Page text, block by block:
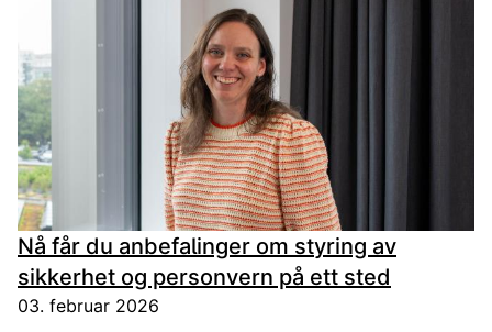
Nå får du anbefalinger om styring av
sikkerhet og personvern på ett sted
03. februar 2026